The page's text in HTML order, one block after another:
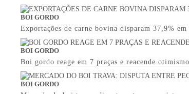
BOI GORDO
Exportações de carne bovina disparam 37,9%
BOI GORDO
Boi gordo reage em 7 praças e reacende
BOI GORDO